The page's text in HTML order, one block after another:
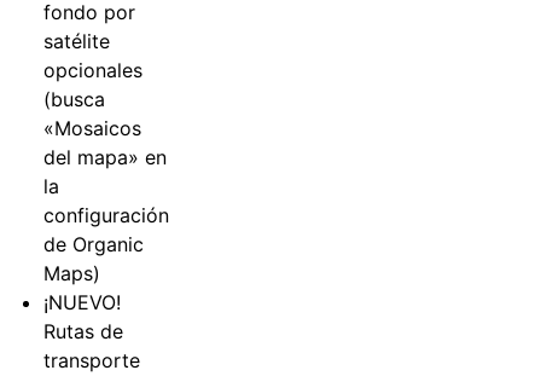
fondo por
satélite
opcionales
(busca
«Mosaicos
del mapa» en
la
configuración
de Organic
Maps)
¡NUEVO!
Rutas de
transporte